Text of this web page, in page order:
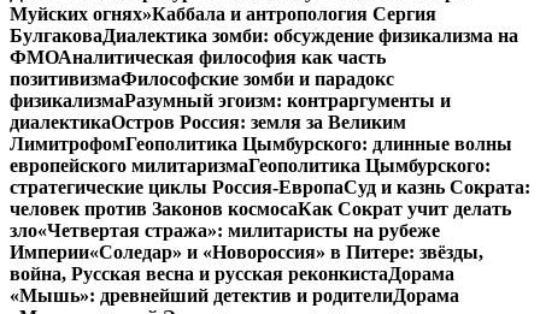
Муйских огнях»Каббала и антропология Сергия
БулгаковаДиалектика зомби: обсуждение физикализма на
ФМОАналитическая философия как часть
позитивизмаФилософские зомби и парадокс
физикализмаРазумный эгоизм: контраргументы и
диалектикаОстров Россия: земля за Великим
ЛимитрофомГеополитика Цымбурского: длинные волны
европейского милитаризмаГеополитика Цымбурского:
стратегические циклы Россия-ЕвропаСуд и казнь Сократа:
человек против Законов космосаКак Сократ учит делать
зло«Четвертая стража»: милитаристы на рубеже
Империи«Соледар» и «Новороссия» в Питере: звёзды,
война, Русская весна и русская реконкистаДорама
«Мышь»: древнейший детектив и родителиДорама